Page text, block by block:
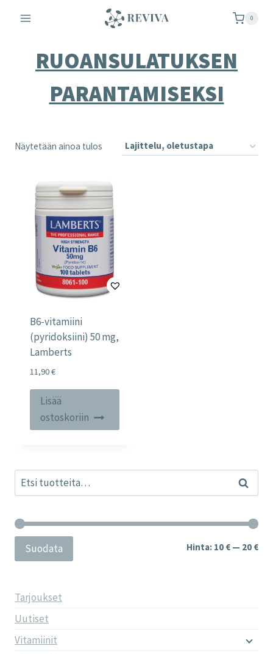
sisältöön
0
RUOANSULATUKSEN
PARANTAMISEKSI
Näytetään ainoa tulos
B6-vitamiini
(pyridoksiini) 50 mg,
Lamberts
11,90€
Lisää
ostoskoriin
Etsi: Haku
Suodata Hinta: 10 € — 20 €
Tarjoukset
Uutiset
Vitamiinit